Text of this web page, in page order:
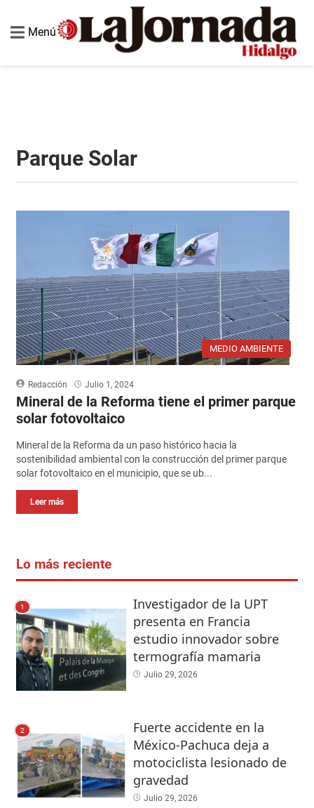
Menú
Parque Solar
MEDIO AMBIENTE
Redacción Julio 1, 2024
Mineral de la Reforma tiene el primer parque
solar fotovoltaico
Mineral de la Reforma da un paso histórico hacia la
sostenibilidad ambiental con la construcción del primer parque
solar fotovoltaico en el municipio, que se ub...
Leer más
Lo más reciente
1
Investigador de la UPT
presenta en Francia
estudio innovador sobre
termografía mamaria
Julio 29, 2026
2
Fuerte accidente en la
México-Pachuca deja a
motociclista lesionado de
gravedad
Julio 29, 2026